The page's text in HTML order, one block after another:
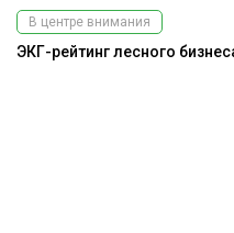
В центре внимания
ЭКГ-рейтинг лесного